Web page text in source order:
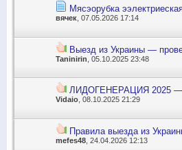
Мясэорубка
вячек, 07.05.2026 17:14
Выезд из Украины —
Taninirin , 05.10.2025 23:48
ЛИДОГЕНЕРАЦИЯ 2025 —
Vidaio , 08.10.2025 21:29
Правила выезда из
mefes48 , 24.04.2026 12:13